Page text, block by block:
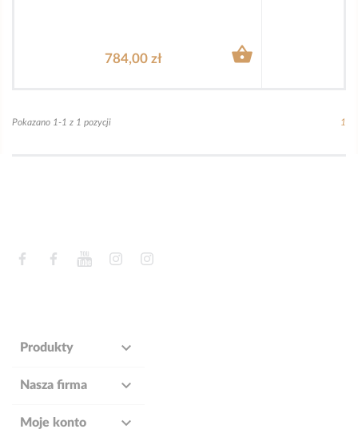
784,00 zł 
Pokazano 1-1 z 1 pozycji 1
FacebookFacebookYouTubeInstagram
Produkty 
Nasza firma 
Moje konto 